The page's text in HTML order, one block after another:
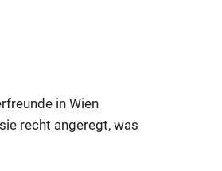
in Wien
recht angeregt, was